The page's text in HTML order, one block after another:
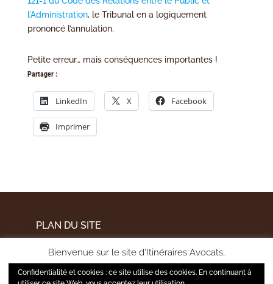
l’Administration, le Tribunal en a logiquement
prononcé l’annulation.
Petite erreur… mais conséquences importantes !
Partager :
LinkedIn X Facebook
Imprimer
PLAN DU SITE
POLITIQUE DE CONFIDENTIALITÉ
Bienvenue sur le site d'Itinéraires Avocats,
pour améliorer votre expérience utilisateur et mesurer
l'audience de notre site, nous utilisons certains cookies.
Confidentialité et cookies : ce site utilise des cookies. En continuant à